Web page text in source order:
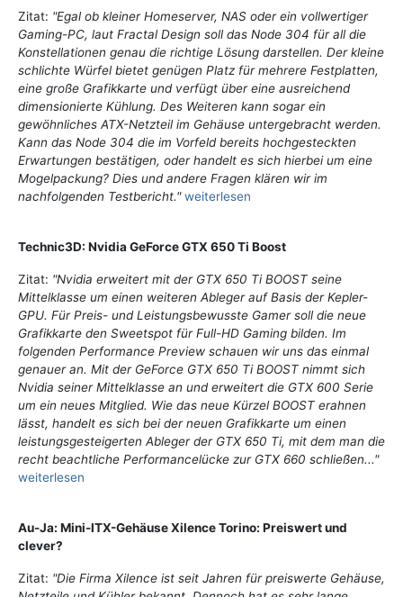
Zitat: "Egal ob kleiner Homeserver, NAS oder ein vollwertiger
Gaming-PC, laut Fractal Design soll das Node 304 für all die
Konstellationen genau die richtige Lösung darstellen. Der kleine
schlichte Würfel bietet genügen Platz für mehrere Festplatten,
eine große Grafikkarte und verfügt über eine ausreichend
dimensionierte Kühlung. Des Weiteren kann sogar ein
gewöhnliches ATX-Netzteil im Gehäuse untergebracht werden.
Kann das Node 304 die im Vorfeld bereits hochgesteckten
Erwartungen bestätigen, oder handelt es sich hierbei um eine
Mogelpackung? Dies und andere Fragen klären wir im
nachfolgenden Testbericht." weiterlesen
Technic3D: Nvidia GeForce GTX 650 Ti Boost
Zitat: "Nvidia erweitert mit der GTX 650 Ti BOOST seine
Mittelklasse um einen weiteren Ableger auf Basis der Kepler-
GPU. Für Preis- und Leistungsbewusste Gamer soll die neue
Grafikkarte den Sweetspot für Full-HD Gaming bilden. Im
folgenden Performance Preview schauen wir uns das einmal
genauer an. Mit der GeForce GTX 650 Ti BOOST nimmt sich
Nvidia seiner Mittelklasse an und erweitert die GTX 600 Serie
um ein neues Mitglied. Wie das neue Kürzel BOOST erahnen
lässt, handelt es sich bei der neuen Grafikkarte um einen
leistungsgesteigerten Ableger der GTX 650 Ti, mit dem man die
recht beachtliche Performancelücke zur GTX 660 schließen..."
weiterlesen
Au-Ja: Mini-ITX-Gehäuse Xilence Torino: Preiswert und
clever?
Zitat: "Die Firma Xilence ist seit Jahren für preiswerte Gehäuse,